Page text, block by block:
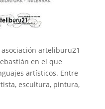
arteliburu21
en el que
artísticos. Entre
escultura, pintura,